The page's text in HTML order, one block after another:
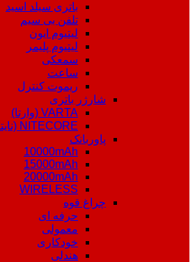
باتری سیلد اسید
تلفن بی سیم
لیتیوم ایون
لیتیوم پلیمر
سمعکی
ساعت
ریموت کنترل
شارژر باتری
VARTA (وارتا)
NITECORE (نایتکور)
پاوربانک
10000mAh
15000mAh
20000mAh
WIRELESS
چراغ قوه
حرفه ای
معمولی
خودکاری
هندلی